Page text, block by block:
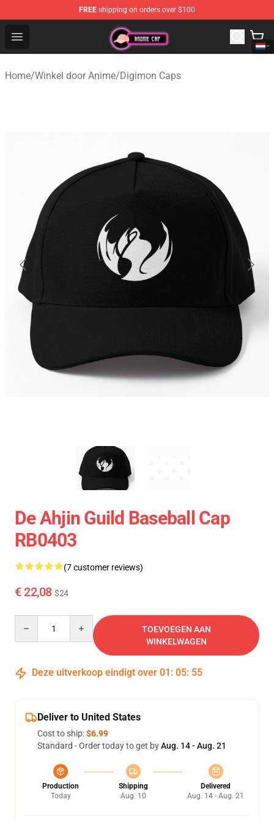
FREE shipping on orders over $100
Open menu
Anime Cap Shop - The Best Store of Anime Cap
Home/Winkel door Anime/Digimon Caps
De Ahjin Guild Baseball Cap
RB0403
(7 customer reviews)
€ 22,08 $24
TOEVOEGEN AAN
WINKELWAGEN
Deze uitverkoop eindigt over 01 : 05: 54
Deliver to United States
Cost to ship:$6.99
Standard - Order today to get byAug. 14 - Aug. 21
Production
Today
Shipping
Aug. 10
Delivered
Aug. 14 - Aug. 21